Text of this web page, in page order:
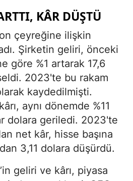
KÂR DÜŞTÜ
çeyreğine ilişkin
Şirketin geliri, önceki
göre %1 artarak 17,6
2023'te bu rakam
kaydedilmişti.
aynı dönemde %11
dolara geriledi. 2023'te
net kâr, hisse başına
3,11 dolara düşürdü.
geliri ve kârı, piyasa